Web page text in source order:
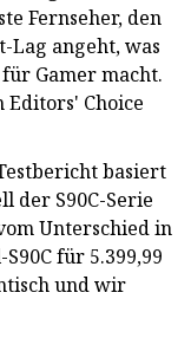
Fernseher, den
Lag angeht, was
Gamer macht.
Editors' Choice
basiert
der S90C-Serie
Unterschied in
für 5.399,99
und wir